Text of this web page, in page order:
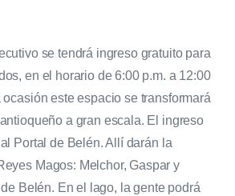
se tendrá ingreso gratuito para
en el horario de 6:00 p.m. a 12:00
este espacio se transformará
a gran escala. El ingreso
Portal de Belén. Allí darán la
Magos: Melchor, Gaspar y
Belén. En el lago, la gente podrá